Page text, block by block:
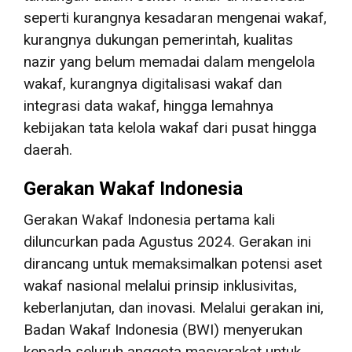
seperti kurangnya kesadaran mengenai wakaf,
kurangnya dukungan pemerintah, kualitas
nazir yang belum memadai dalam mengelola
wakaf, kurangnya digitalisasi wakaf dan
integrasi data wakaf, hingga lemahnya
kebijakan tata kelola wakaf dari pusat hingga
daerah.
Gerakan Wakaf Indonesia
Gerakan Wakaf Indonesia pertama kali
diluncurkan pada Agustus 2024. Gerakan ini
dirancang untuk memaksimalkan potensi aset
wakaf nasional melalui prinsip inklusivitas,
keberlanjutan, dan inovasi. Melalui gerakan ini,
Badan Wakaf Indonesia (BWI) menyerukan